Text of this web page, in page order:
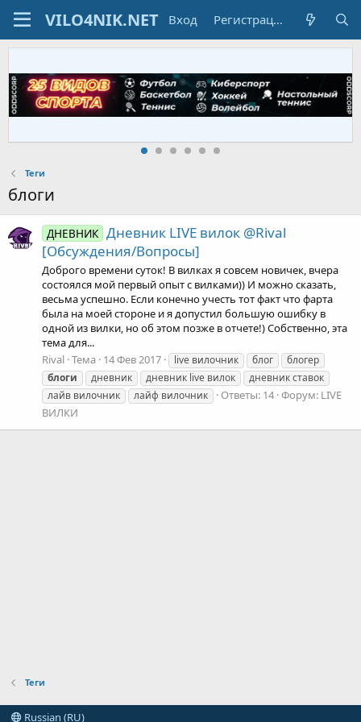
Вход Регистрация
Теги
блоги
ДНЕВНИК Дневник LIVE вилок @Rival
[Обсуждения/Вопросы]
Доброго времени суток! В вилках я совсем новичек, вчера
состоялся мой первый опыт с вилками)) И можно сказать,
весьма успешно. Если конечно учесть тот факт что фарта
была на моей стороне и я допустил большую ошибку в
одной из вилки, но об этом позже в отчете!) Собственно, эта
тема для...
Rival Тема 14 Фев 2017 live вилочник блог
блогер
блоги
дневник дневник live вилок
дневник ставок
лайв вилочник
лайф вилочник Ответы: 14 Форум: LIVE
ВИЛКИ
Теги
Russian (RU)